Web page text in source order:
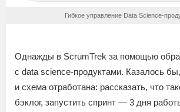
Гибкое управление Data Science-
Однажды в ScrumTrek за помощью
с data science-продуктами. Казалось
и схема отработана: рассказать, что
бэклог, запустить спринт — 3 дня